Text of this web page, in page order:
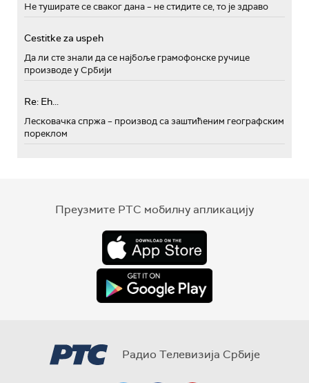
Не туширате се сваког дана – не стидите се, то је здраво
Cestitke za uspeh
Да ли сте знали да се најбоље грамофонске ручице
производе у Србији
Re: Eh...
Лесковачка спржа – производ са заштићеним географским
пореклом
Преузмите РТС мобилну апликацију
Радио Телевизија Србије